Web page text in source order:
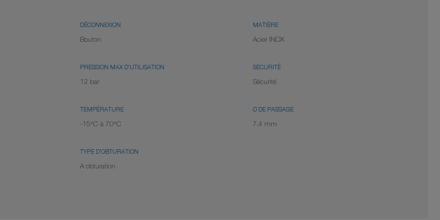
DÉCONNEXION
Bouton
MATIÈRE
Acier INOX
PRESSION MAX D'UTILISATION
12 bar
SÉCURITÉ
Sécurité
TEMPÉRATURE
-15°C à 70°C
Ø DE PASSAGE
7.4 mm
TYPE D'OBTURATION
A obturation